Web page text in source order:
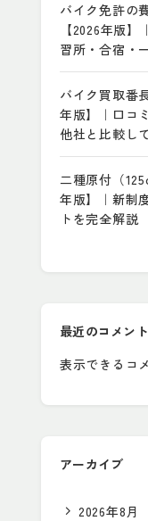
バイク免許の
【2026年版
習所・合宿・
バイク買取番
年版】｜口コ
他社と比較し
二種原付（
年版】｜新制
トを完全解説
最近のコメント
表示できるコ
アーカイブ
2026年8月